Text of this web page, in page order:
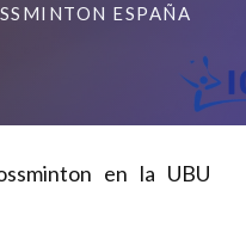
ESPAÑA
en la UBU